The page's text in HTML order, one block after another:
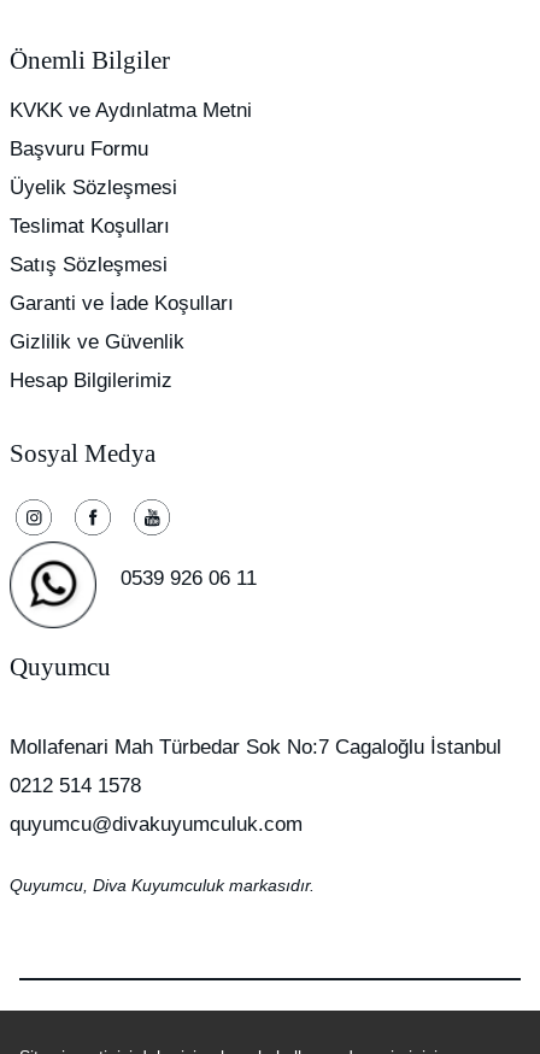
Önemli Bilgiler
KVKK ve Aydınlatma Metni
Başvuru Formu
Üyelik Sözleşmesi
Teslimat Koşulları
Satış Sözleşmesi
Garanti ve İade Koşulları
Gizlilik ve Güvenlik
Hesap Bilgilerimiz
Sosyal Medya
0539 926 06 11
Quyumcu
Mollafenari Mah Türbedar Sok No:7 Cagaloğlu İstanbul
0212 514 1578
quyumcu@divakuyumculuk.com
Quyumcu, Diva Kuyumculuk markasıdır.